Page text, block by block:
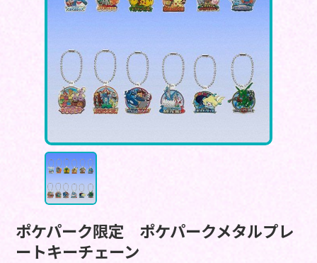
ポケパーク限定 ポケパークメタルプレ
ートキーチェーン